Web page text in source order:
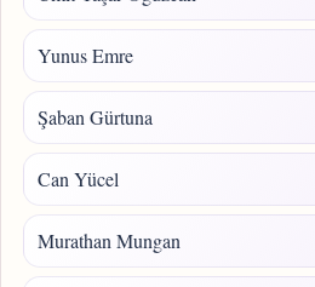
Yunus Emre
Şaban Gürtuna
Can Yücel
Murathan Mungan